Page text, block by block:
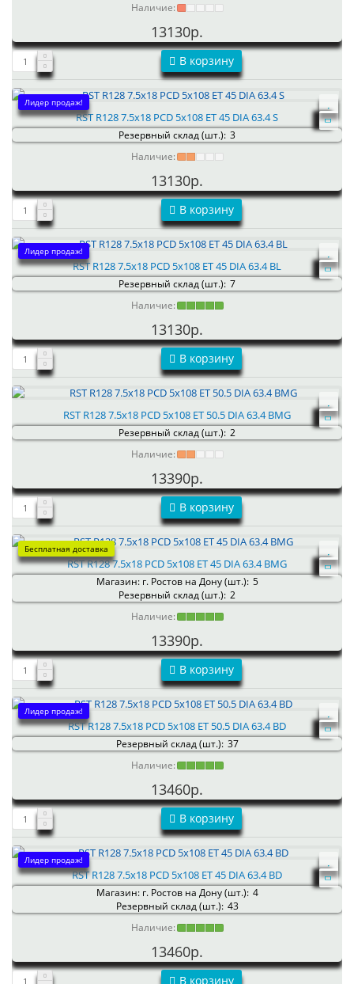
Наличие:
13130р.
В корзину
Лидер продаж!
RST R128 7.5x18 PCD 5x108 ET 45 DIA 63.4 S
Резервный склад (шт.): 3
Наличие:
13130р.
В корзину
Лидер продаж!
RST R128 7.5x18 PCD 5x108 ET 45 DIA 63.4 BL
Резервный склад (шт.): 7
Наличие:
13130р.
В корзину
RST R128 7.5x18 PCD 5x108 ET 50.5 DIA 63.4 BMG
Резервный склад (шт.): 2
Наличие:
13390р.
В корзину
Бесплатная доставка
RST R128 7.5x18 PCD 5x108 ET 45 DIA 63.4 BMG
Магазин: г. Ростов на Дону (шт.): 5
Резервный склад (шт.): 2
Наличие:
13390р.
В корзину
Лидер продаж!
RST R128 7.5x18 PCD 5x108 ET 50.5 DIA 63.4 BD
Резервный склад (шт.): 37
Наличие:
13460р.
В корзину
Лидер продаж!
RST R128 7.5x18 PCD 5x108 ET 45 DIA 63.4 BD
Магазин: г. Ростов на Дону (шт.): 4
Резервный склад (шт.): 43
Наличие:
13460р.
В корзину